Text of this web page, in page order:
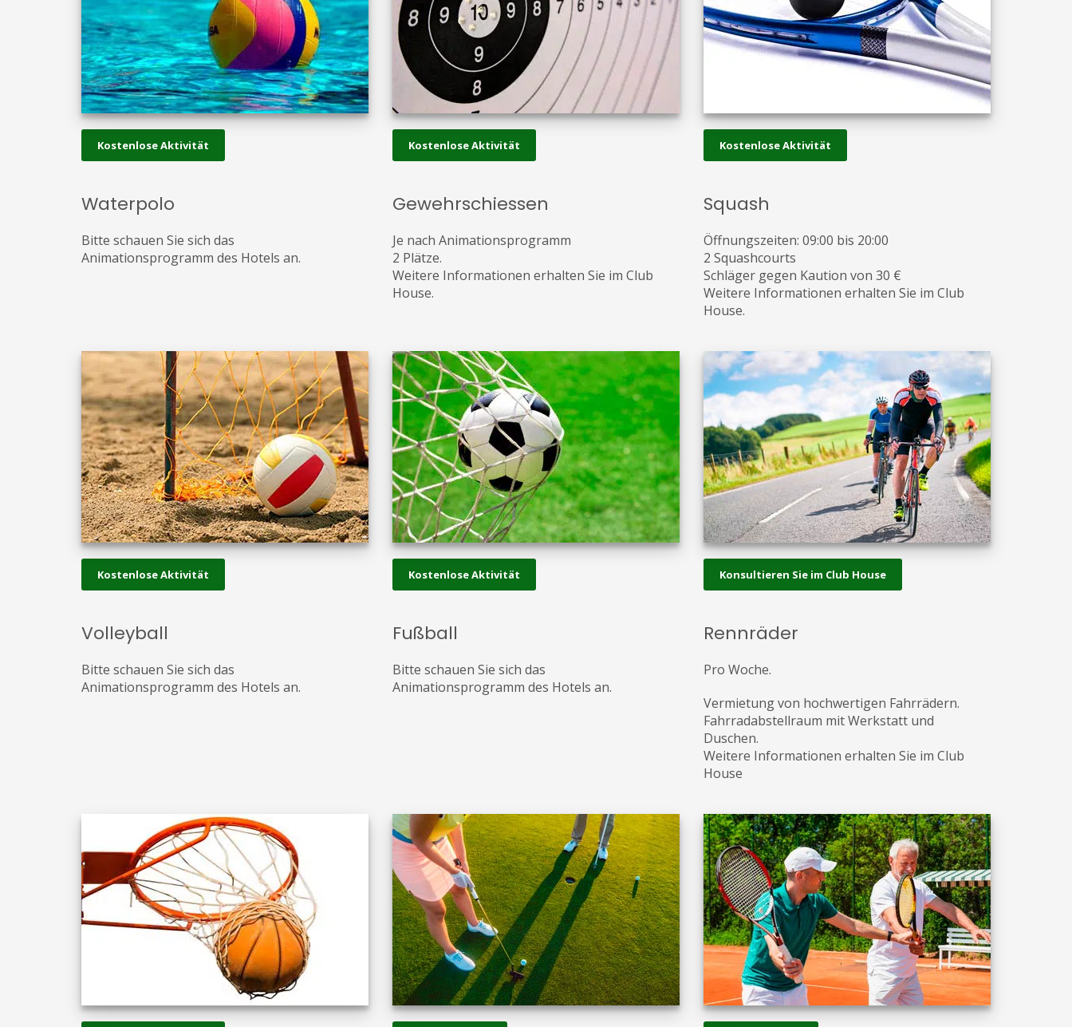
Kostenlose Aktivität
Waterpolo
Bitte schauen Sie sich das
Animationsprogramm des Hotels an.
Kostenlose Aktivität
Gewehrschiessen
Je nach Animationsprogramm
2 Plätze.
Weitere Informationen erhalten Sie im Club
House.
Kostenlose Aktivität
Squash
Öffnungszeiten: 09:00 bis 20:00
2 Squashcourts
Schläger gegen Kaution von 30 €
Weitere Informationen erhalten Sie im Club
House.
Kostenlose Aktivität
Volleyball
Bitte schauen Sie sich das
Animationsprogramm des Hotels an.
Kostenlose Aktivität
Fußball
Bitte schauen Sie sich das
Animationsprogramm des Hotels an.
Konsultieren Sie im Club House
Rennräder
Pro Woche.
Vermietung von hochwertigen Fahrrädern.
Fahrradabstellraum mit Werkstatt und
Duschen.
Weitere Informationen erhalten Sie im Club
House